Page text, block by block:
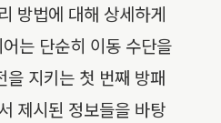
방법에 대해 상세하게
는 단순히 이동 수단을
을 지키는 첫 번째 방패
제시된 정보들을 바탕